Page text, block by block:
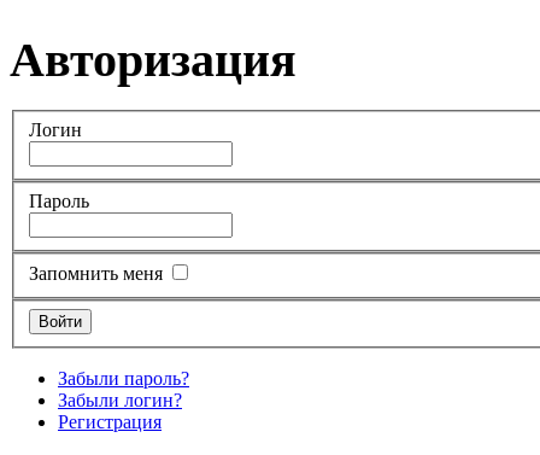
Авторизация
Логин
Пароль
Запомнить меня
Забыли пароль?
Забыли логин?
Регистрация